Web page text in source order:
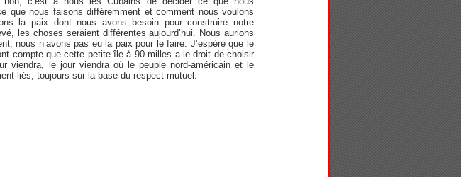
que nous faisons différemment et comment nous voulons
la paix dont nous avons besoin pour construire notre
les choses seraient différentes aujourd’hui. Nous aurions
nous n’avons pas eu la paix pour le faire. J’espère que le
compte que cette petite île à 90 milles a le droit de choisir
viendra, le jour viendra où le peuple nord-américain et le
liés, toujours sur la base du respect mutuel.